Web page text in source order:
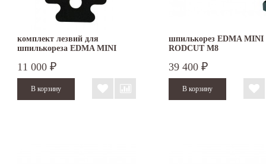
комплект лезвий для
шпилькореза EDMA MINI
11 000 ₽
шпилькорез EDMA MINI
RODCUT M8
39 400 ₽